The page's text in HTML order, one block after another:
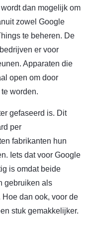
dan mogelijk om
zowel Google
te beheren. De
er voor
Apparaten die
open om door
worden.
gefaseerd is. Dit
per
fabrikanten hun
Iets dat voor Google
is omdat beide
gebruiken als
dan ook, voor de
stuk gemakkelijker.